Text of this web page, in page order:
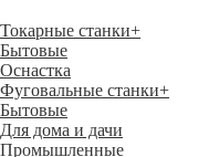
Токарные станки+
Бытовые
Оснастка
Фуговальные станки+
Бытовые
Для дома и дачи
Промышленные